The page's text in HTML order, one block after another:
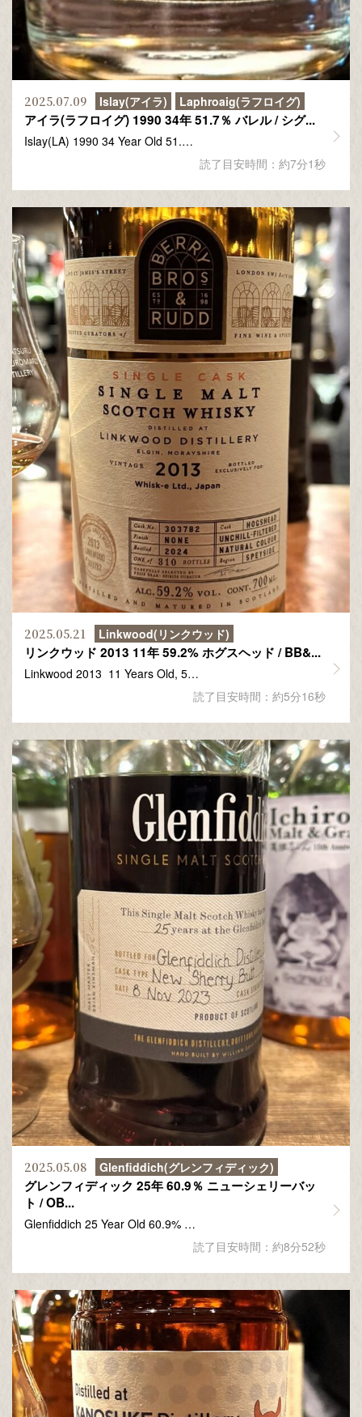
2025.07.09 Islay(アイラ) Laphroaig(ラフロイグ)
アイラ(ラフロイグ) 1990 34年 51.7％ バレル / シグ...
Islay(LA) 1990 34 Year Old 51.…
読了目安時間：約7分1秒
2025.05.21 Linkwood(リンクウッド)
リンクウッド 2013 11年 59.2% ホグスヘッド / BB&...
Linkwood 2013 11 Years Old, 5…
読了目安時間：約5分16秒
2025.05.08 Glenfiddich(グレンフィディック)
グレンフィディック 25年 60.9％ ニューシェリーバッ
ト / OB...
Glenfiddich 25 Year Old 60.9% …
読了目安時間：約8分52秒